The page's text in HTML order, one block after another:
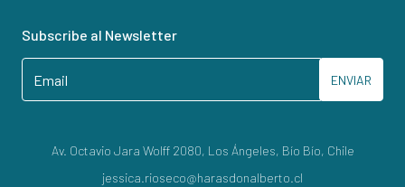
Subscribe al Newsletter
ENVIAR
Av. Octavio Jara Wolff 2080, Los Ángeles, Bío Bío, Chile
jessica.rioseco@harasdonalberto.cl